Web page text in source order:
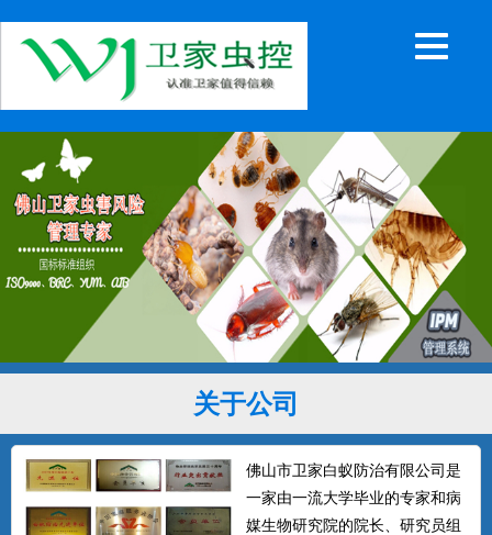
关于公司
佛山市卫家白蚁防治有限公司是
一家由一流大学毕业的专家和病
媒生物研究院的院长、研究员组